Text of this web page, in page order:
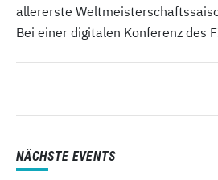
allererste
Bei einer digitalen Konferenz des
NÄCHSTE EVENTS